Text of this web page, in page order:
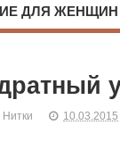
ДЛЯ ЖЕНЩИН
Нитки 10.03.2015